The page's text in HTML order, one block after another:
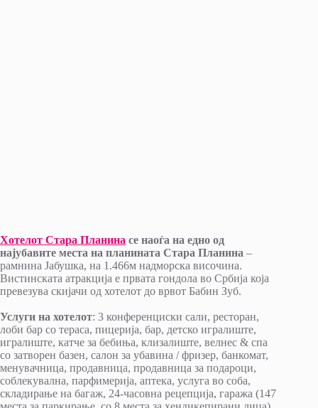
Хотелот Стара Планина се наоѓа на едно од
најубавите места на планината Стара Планина –
рамнина Јабушка, на 1.466м надморска височина.
Вистинската атракција е првата гондола во Србија која
превезува скијачи од хотелот до врвот Бабин Зуб.
Услуги на хотелот: 3 конференциски сали, ресторан,
лоби бар со тераса, пицерија, бар, детско игралиште,
игралиште, катче за бебиња, клизалиште, велнес & спа
со затворен базен, салон за убавина / фризер, банкомат,
менувачница, продавница, продавница за подароци,
соблекувална, парфимерија, аптека, услуга во соба,
складирање на багаж, 24-часовна рецепција, гаража (147